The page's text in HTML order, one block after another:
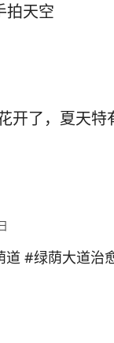
拍天空
开了，夏天
#绿荫大道治